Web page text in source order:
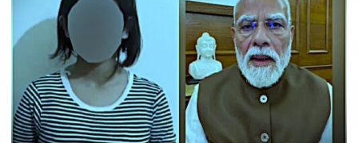
संशोधन
बिल
को
दी
मंजूरी,
अब
10